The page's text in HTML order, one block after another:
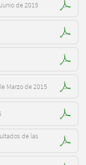
de 2015
Marzo de 2015
de las